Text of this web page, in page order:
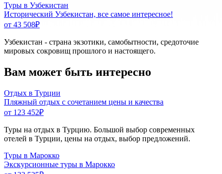
Туры в Узбекистан
Исторический Узбекистан, все самое интересное!
от 43 508₽
Узбекистан - страна экзотики, самобытности, средоточие
мировых сокровищ прошлого и настоящего.
Вам может быть интересно
Отдых в Турции
Пляжный отдых с сочетанием цены и качества
от 123 452₽
Туры на отдых в Турцию. Большой выбор современных
отелей в Турции, цены на отдых, выбор предложений.
Туры в Марокко
Экскурсионные туры в Марокко